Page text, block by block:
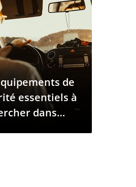
de
essentiels à
dans